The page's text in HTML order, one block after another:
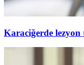
Karaciğerde lezyon